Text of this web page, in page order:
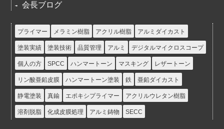
会長ブログ
プライマー メラミン樹脂 アクリル樹脂 アルミダイカスト
塗装実績 塗装技術 品質管理 アルミ デジタルマイクロスコープ
個人の方 SPCC ハンマートーン マスキング レザートーン
リン酸亜鉛皮膜 ハンマートーン塗装 鉄 亜鉛ダイカスト
静電塗装 真鍮 エポキシプライマー アクリルウレタン樹脂
溶剤脱脂 化成皮膜処理 アルミ鋳物 SECC